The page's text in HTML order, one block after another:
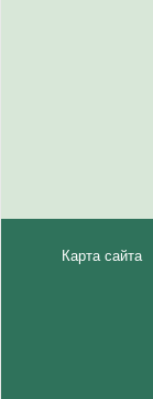
Карта сайта